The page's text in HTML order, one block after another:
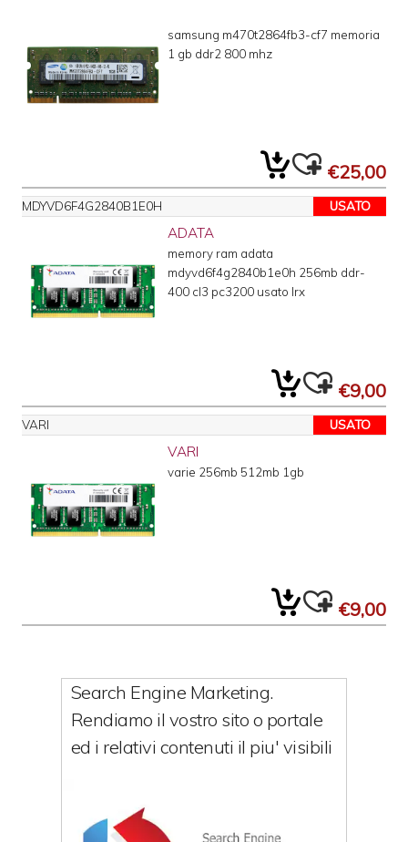
samsung m470t2864fb3-cf7 memoria
1 gb ddr2 800 mhz
€25,00
MDYVD6F4G2840B1E0H USATO
ADATA
memory ram adata
mdyvd6f4g2840b1e0h 256mb ddr-
400 cl3 pc3200 usato lrx
€9,00
VARI USATO
VARI
varie 256mb 512mb 1gb
€9,00
Search Engine Marketing.
Rendiamo il vostro sito o portale
ed i relativi contenuti il piu' visibili